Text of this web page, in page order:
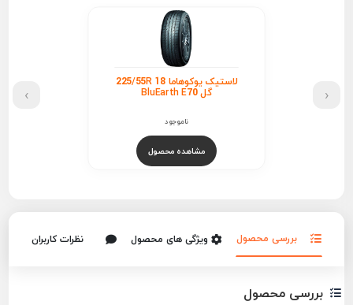
لاستیک یوکوهاما 225/55R 18
گل BluEarth E70
ناموجود
مشاهده محصول
‹
›
بررسی محصول ویژگی های محصول نظرات کاربران
بررسی محصول